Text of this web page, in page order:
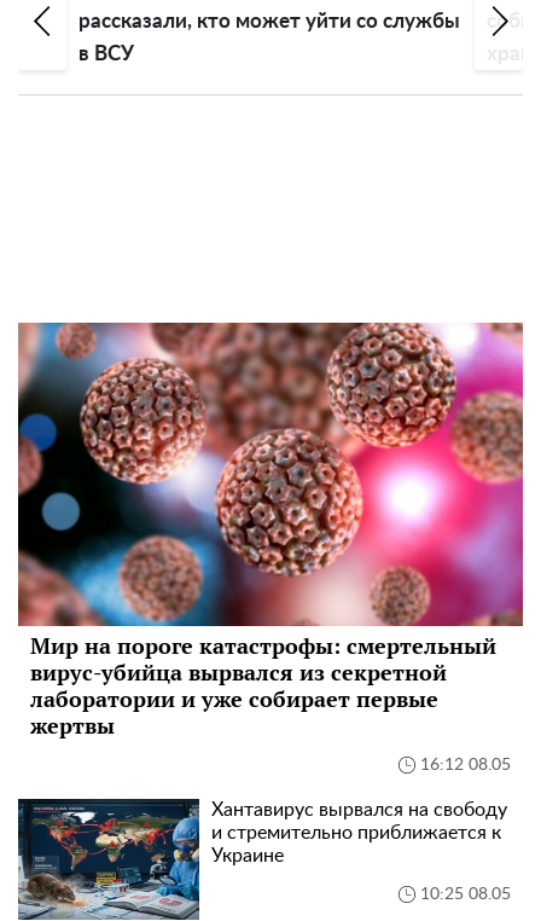
рассказали, кто может уйти со службы
в ВСУ
Мир на пороге катастрофы: смертельный
вирус-убийца вырвался из секретной
лаборатории и уже собирает первые
жертвы
16:12 08.05
Хантавирус вырвался на свободу
и стремительно приближается к
Украине
10:25 08.05